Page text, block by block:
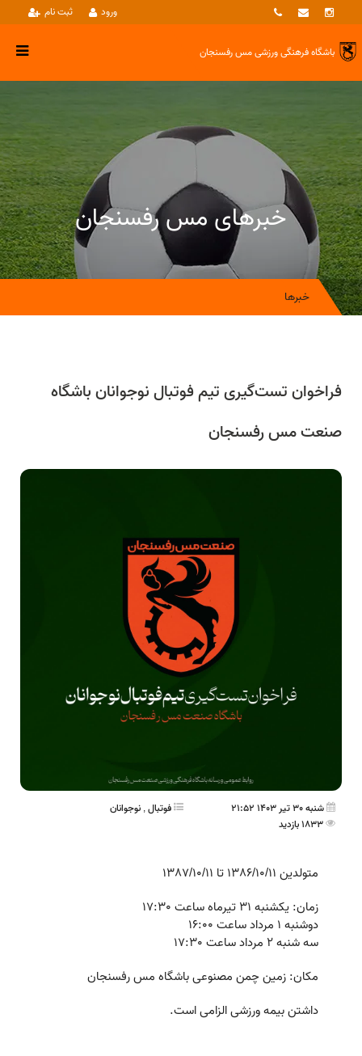
ثبت نام ورود
باشگاه فرهنگی ورزشیمس رفسنجان
خبرهای مس رفسنجان
خبرها
فراخوان تست‌گیری تیم فوتبال نوجوانان باشگاه
صنعت مس رفسنجان
شنبه 30 تیر 1403 21:52 فوتبال, نوجوانان
متولدین 1386/10/11 تا 1387/10/11
زمان: یکشنبه 31 تیرماه ساعت 17:30
دوشنبه 1 مرداد ساعت 16:00
سه شنبه 2 مرداد ساعت 17:30
مکان: زمین چمن مصنوعی باشگاه مس رفسنجان
داشتن بیمه ورزشی الزامی است.